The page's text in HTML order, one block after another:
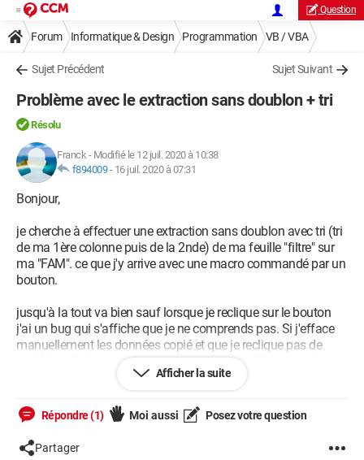
Question
Forum Informatique & Design Programmation VB / VBA
Sujet Précédent Sujet Suivant
Problème avec le extraction sans doublon + tri
Résolu
Franck- Modifié le 12 juil. 2020 à 10:38
f894009- 16 juil. 2020 à 07:31
Bonjour,
je cherche à effectuer une extraction sans doublon avec tri (tri
de ma 1ère colonne puis de la 2nde) de ma feuille "filtre" sur
ma "FAM". ce que j'y arrive avec une macro commandé par un
bouton.
jusqu'à la tout va bien sauf lorsque je reclique sur le bouton
j'ai un bug qui s'affiche que je ne comprends pas. Si j'efface
manuellement les données copié et que je reclique pas de
problème, Si j'ajoute une ligne de code pour effacer lors de
l'activation du bouton cela bug aussi.
j'ai également eu aussi comme soucis le fait que lorsque je
cliquais sur le bouton cela me donnait des résultats différents
à chaque clique.
Afficher la suite
Répondre (1) Moi aussi Posez votre question
Partager